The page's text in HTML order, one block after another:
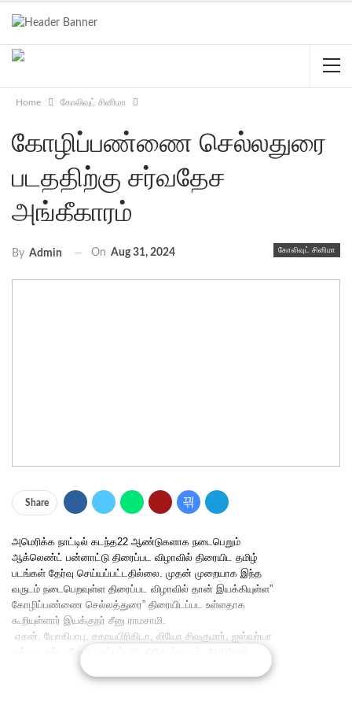
Home கோலிவுட் சினிமா
கோழிப்பண்ணை செல்லதுரை
படததிற்கு சர்வதேச
அங்கீகாரம்
கோலிவுட் சினிமா
By Admin On Aug 31, 2024
Share
அமெரிக்க நாட்டில் கடந்த22 ஆண்டுகளாக நடைபெறும்
ஆக்லெண்ட் பன்னாட்டு திரைப்பட விழாவில் திரையிட தமிழ்
படங்கள் தேர்வு செய்யப்பட்டதில்லை. முதன் முறையாக இந்த
வருடம் நடைபெறவுள்ள திரைப்பட விழாவில் தான் இயக்கியுள்ள”
கோழிப்பண்ணை செல்லத்துரை” திரையிடப்பட உள்ளதாக
கூறியுள்ளார் இயக்குநர் சீனு ராமசாமி.
ஏகன், யோகிபாபு, சகாயபிரிகிடா, லியோ சிவகுமார், ஐஸ்வர்யா
தத்தா, சத்யாதேவி, குட்டிப்புலி தினேஷ்குமார், ஆகியோர்
நடித்துள்ள படம் கோழிப்பண்ணை செல்லத்துரை. என்.
ஆர்.ரகுநந்தன் இசையில் அசோக் குமாரின் ஒளிப்பதிவில் ஸ்ரீகர்